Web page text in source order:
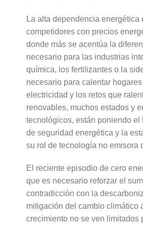
La alta dependencia
competidores con precios
donde más se acentúa la
necesario para las industrias
química, los fertilizantes o la
necesario para calentar
electricidad y los retos que
renovables, muchos estados y
tecnológicos, están poniendo
de seguridad energética y la
su rol de tecnología no emisora
El reciente episodio de cero
que es necesario reforzar el
contradicción con la
mitigación del cambio climático
crecimiento no se ven limitados